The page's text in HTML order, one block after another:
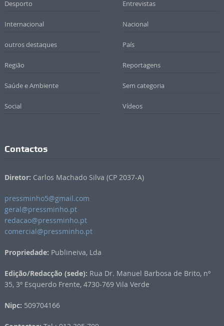
Desporto Entrevistas
Internacional Nacional
outros destaques País
Região Reportagens
Saúde e Ambiente Sem categoria
Social Vídeos
Contactos
Diretor: Carlos Machado Silva (CP 2037-A)
pressminho5@gmail.com
geral@pressminho.pt
redacao@pressminho.pt
comercial@pressminho.pt
Propriedade: Publineiva, Lda
Edição/Redacção (sede): Rua Dr. Manuel Barbosa de Brito, nº
35, 3º Esquerdo Frente, 4730-769 Vila Verde
Nipc: 509704166